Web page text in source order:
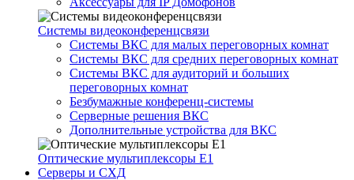
Системы видеоконференцсвязи
Системы ВКС для малых переговорных комнат
Системы ВКС для средних переговорных комнат
Системы ВКС для аудиторий и больших
переговорных комнат
Безбумажные конференц-системы
Серверные решения ВКС
Дополнительные устройства для ВКС
Оптические мультиплексоры Е1
Серверы и СХД